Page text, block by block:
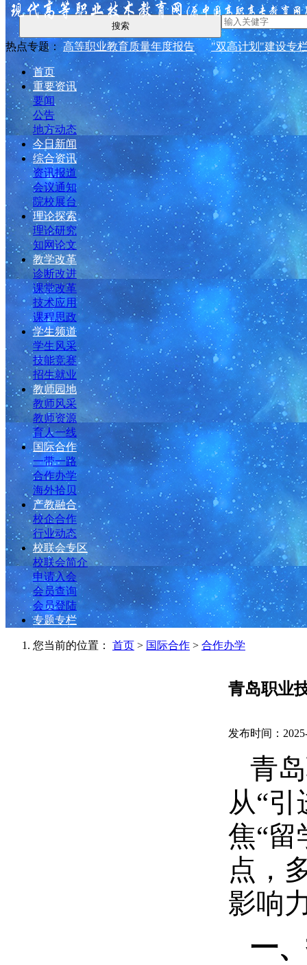
搜索
热点专题： 高等职业教育质量年度报告 "双高计划"建设专
首页
重要资讯
要闻
公告
地方动态
今日新闻
综合资讯
资讯报道
会议通知
院校展台
理论探索
理论研究
知网论文
教学改革
诊断改进
课堂改革
技术应用
课程思政
学生频道
学生风采
技能竞赛
招生就业
教师园地
教师风采
教师资源
育人一线
国际合作
一带一路
合作办学
海外拾贝
产教融合
校企合作
行业动态
校联会专区
校联会简介
申请入会
会员查询
会员登陆
专题专栏
您当前的位置： 首页 > 国际合作 > 合作办学
青岛职业
发布时间：
青
从“
焦“留
点，
影响
一